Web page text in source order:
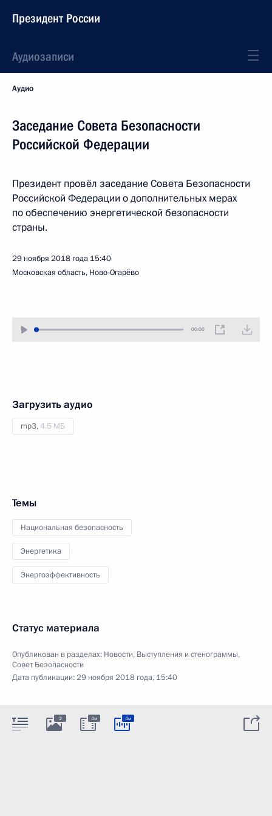
Президент России
Аудиозаписи
Аудио
Заседание Совета Безопасности
Российской Федерации
Президент провёл заседание Совета Безопасности
Российской Федерации о дополнительных мерах
по обеспечению энергетической безопасности
страны.
29 ноября 2018 года 15:40
Московская область, Ново-Огарёво
00:00
Загрузить аудио
mp3,4.5 МБ
Темы
Национальная безопасность
Энергетика
Энергоэффективность
Статус материала
Опубликован в разделах: Новости, Выступления и стенограммы,
Совет Безопасности
Дата публикации:29 ноября 2018 года, 15:40
2 4м 4м